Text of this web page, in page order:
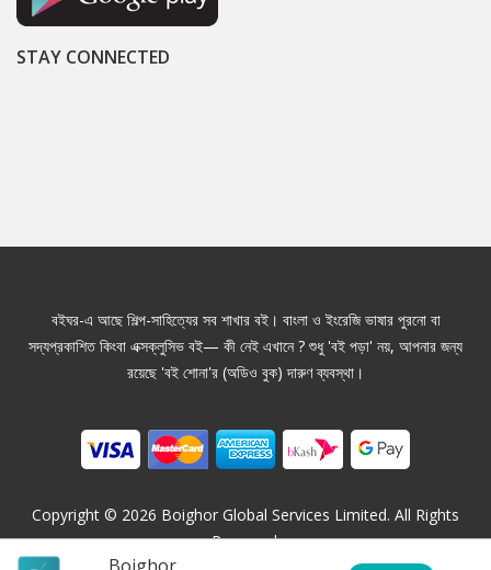
STAY CONNECTED
বইঘর-এ আছে শিল্প-সাহিত্যের সব শাখার বই। বাংলা ও ইংরেজি ভাষার পুরনো বা
সদ্যপ্রকাশিত কিংবা এক্সক্লুসিভ বই— কী নেই এখানে ? শুধু 'বই পড়া' নয়, আপনার জন্য
রয়েছে 'বই শোনা'র (অডিও বুক) দারুণ ব্যবস্থা।
Copyright © 2026 Boighor Global Services Limited. All Rights
Reserved.